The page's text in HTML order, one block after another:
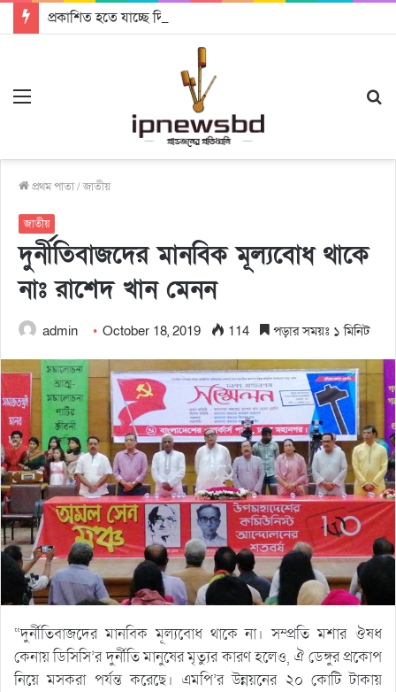
প্রকাশিত হতে যাচ্ছে দি রাবুগার নতুন গান ‘Baljanggi’
প্রথম পাতা/জাতীয়
জাতীয়
দুর্নীতিবাজদের মানবিক মূল্যবোধ থাকে
নাঃ রাশেদ খান মেনন
admin October 18, 2019 114 পড়ার সময়ঃ ১ মিনিট
“দুর্নীতিবাজদের মানবিক মূল্যবোধ থাকে না। সম্প্রতি মশার ঔষধ
কেনায় ডিসিসি’র দুর্নীতি মানুষের মৃত্যুর কারণ হলেও, ঐ ডেঙ্গুর প্রকোপ
নিয়ে মসকরা পর্যন্ত করেছে। এমপি’র উন্নয়নের ২০ কোটি টাকায়